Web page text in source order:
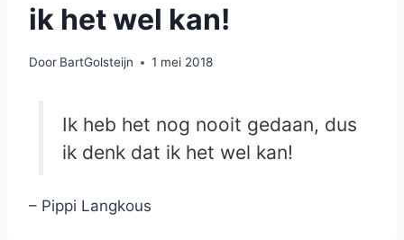
ik het wel kan!
Door BartGolsteijn 1 mei 2018
Ik heb het nog nooit gedaan, dus
ik denk dat ik het wel kan!
– Pippi Langkous